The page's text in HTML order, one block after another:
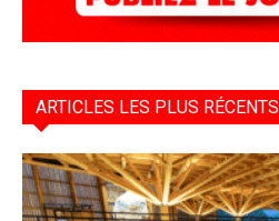
ARTICLES LES PLUS RÉCENTS